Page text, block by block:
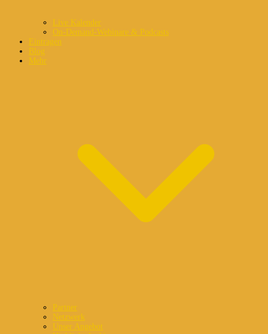
Live Kalender
On-Demand-Webinare & Podcasts
Eintragen
Blog
Mehr
Partner
Netzwerk
Unser Angebot